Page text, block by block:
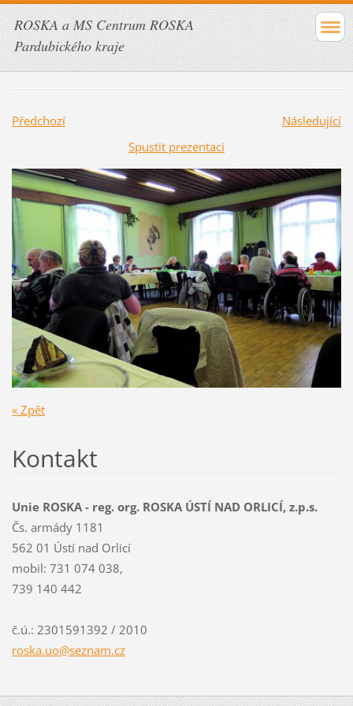
ROSKA a MS Centrum ROSKA
Pardubického kraje
Předchozí
Následující
Spustit prezentaci
« Zpět
Kontakt
Unie ROSKA - reg. org. ROSKA ÚSTÍ NAD ORLICÍ, z.p.s.
Čs. armády 1181
562 01 Ústí nad Orlicí
mobil: 731 074 038,
739 140 442
č.ú.: 2301591392 / 2010
roska.uo@seznam.cz